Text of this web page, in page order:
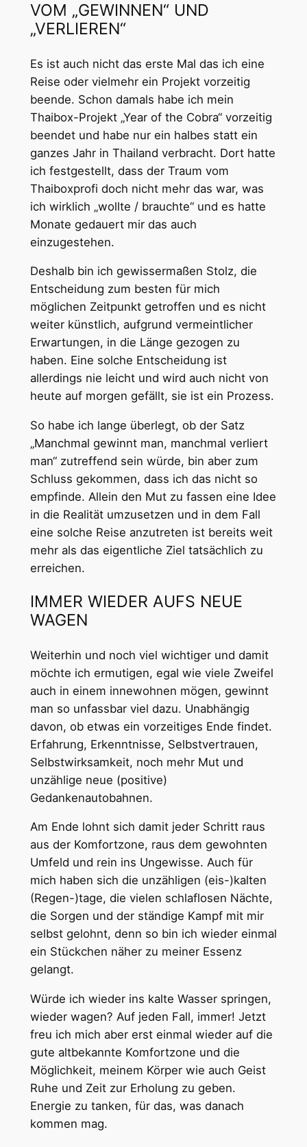
VOM „GEWINNEN“ UND
„VERLIEREN“
Es ist auch nicht das erste Mal das ich eine
Reise oder vielmehr ein Projekt vorzeitig
beende. Schon damals habe ich mein
Thaibox-Projekt „Year of the Cobra“ vorzeitig
beendet und habe nur ein halbes statt ein
ganzes Jahr in Thailand verbracht. Dort hatte
ich festgestellt, dass der Traum vom
Thaiboxprofi doch nicht mehr das war, was
ich wirklich „wollte / brauchte“ und es hatte
Monate gedauert mir das auch
einzugestehen.
Deshalb bin ich gewissermaßen Stolz, die
Entscheidung zum besten für mich
möglichen Zeitpunkt getroffen und es nicht
weiter künstlich, aufgrund vermeintlicher
Erwartungen, in die Länge gezogen zu
haben. Eine solche Entscheidung ist
allerdings nie leicht und wird auch nicht von
heute auf morgen gefällt, sie ist ein Prozess.
So habe ich lange überlegt, ob der Satz
„Manchmal gewinnt man, manchmal verliert
man“ zutreffend sein würde, bin aber zum
Schluss gekommen, dass ich das nicht so
empfinde. Allein den Mut zu fassen eine Idee
in die Realität umzusetzen und in dem Fall
eine solche Reise anzutreten ist bereits weit
mehr als das eigentliche Ziel tatsächlich zu
erreichen.
IMMER WIEDER AUFS NEUE
WAGEN
Weiterhin und noch viel wichtiger und damit
möchte ich ermutigen, egal wie viele Zweifel
auch in einem innewohnen mögen, gewinnt
man so unfassbar viel dazu. Unabhängig
davon, ob etwas ein vorzeitiges Ende findet.
Erfahrung, Erkenntnisse, Selbstvertrauen,
Selbstwirksamkeit, noch mehr Mut und
unzählige neue (positive)
Gedankenautobahnen.
Am Ende lohnt sich damit jeder Schritt raus
aus der Komfortzone, raus dem gewohnten
Umfeld und rein ins Ungewisse. Auch für
mich haben sich die unzähligen (eis-)kalten
(Regen-)tage, die vielen schlaflosen Nächte,
die Sorgen und der ständige Kampf mit mir
selbst gelohnt, denn so bin ich wieder einmal
ein Stückchen näher zu meiner Essenz
gelangt.
Würde ich wieder ins kalte Wasser springen,
wieder wagen? Auf jeden Fall, immer! Jetzt
freu ich mich aber erst einmal wieder auf die
gute altbekannte Komfortzone und die
Möglichkeit, meinem Körper wie auch Geist
Ruhe und Zeit zur Erholung zu geben.
Energie zu tanken, für das, was danach
kommen mag.